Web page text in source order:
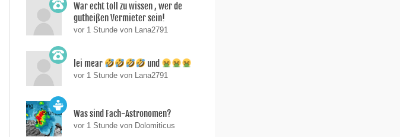
War echt toll zu wissen , wer de
gutheißen Vermieter sein!
vor 1 Stunde von Lana2791
lei mear und
vor 1 Stunde von Lana2791
Was sind Fach-Astronomen?
vor 1 Stunde von Dolomiticus